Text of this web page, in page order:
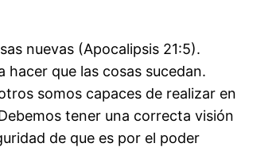
nuevas (Apocalipsis 21:5).
que las cosas sucedan.
somos capaces de realizar en
tener una correcta visión
de que es por el poder